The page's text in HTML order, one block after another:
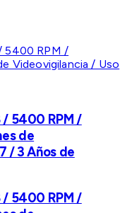
/ 5400 RPM /
de
/ 3 Años de
/ 5400 RPM /